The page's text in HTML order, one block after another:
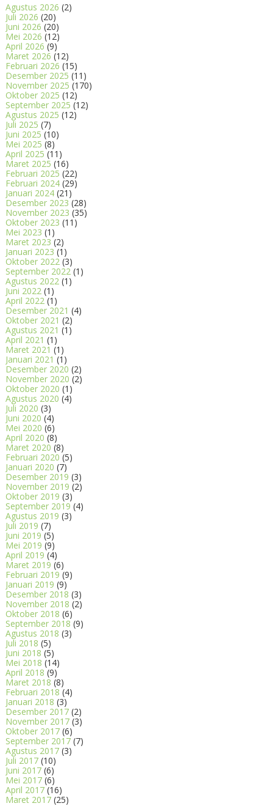
Agustus 2026 (2)
Juli 2026 (20)
Juni 2026 (20)
Mei 2026 (12)
April 2026 (9)
Maret 2026 (12)
Februari 2026 (15)
Desember 2025 (11)
November 2025 (170)
Oktober 2025 (12)
September 2025 (12)
Agustus 2025 (12)
Juli 2025 (7)
Juni 2025 (10)
Mei 2025 (8)
April 2025 (11)
Maret 2025 (16)
Februari 2025 (22)
Februari 2024(29)
Januari 2024(21)
Desember 2023 (28)
November 2023 (35)
Oktober 2023 (11)
Mei 2023 (1)
Maret 2023 (2)
Januari 2023 (1)
Oktober 2022 (3)
September 2022 (1)
Agustus 2022 (1)
Juni 2022 (1)
April 2022 (1)
Desember 2021 (4)
Oktober 2021 (2)
Agustus 2021 (1)
April 2021 (1)
Maret 2021 (1)
Januari 2021 (1)
Desember 2020 (2)
November 2020 (2)
Oktober 2020 (1)
Agustus 2020 (4)
Juli 2020 (3)
Juni 2020 (4)
Mei 2020 (6)
April 2020 (8)
Maret 2020 (8)
Februari 2020 (5)
Januari 2020 (7)
Desember 2019 (3)
November 2019 (2)
Oktober 2019 (3)
September 2019 (4)
Agustus 2019 (3)
Juli 2019 (7)
Juni 2019 (5)
Mei 2019 (9)
April 2019 (4)
Maret 2019 (6)
Februari 2019 (9)
Januari 2019 (9)
Desember 2018 (3)
November 2018 (2)
Oktober 2018 (6)
September 2018 (9)
Agustus 2018 (3)
Juli 2018 (5)
Juni 2018 (5)
Mei 2018 (14)
April 2018 (9)
Maret 2018 (8)
Februari 2018 (4)
Januari 2018 (3)
Desember 2017(2)
November 2017(3)
Oktober 2017(6)
September 2017(7)
Agustus 2017(3)
Juli 2017(10)
Juni 2017(6)
Mei 2017(6)
April 2017(16)
Maret 2017(25)